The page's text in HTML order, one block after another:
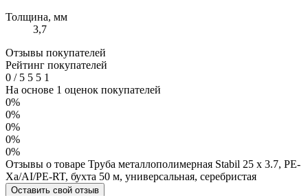
Толщина, мм
3,7
Отзывы покупателей
Рейтинг покупателей
0 /5 5 5 1
На основе 1 оценок покупателей
0%
0%
0%
0%
0%
Отзывы о товаре Труба металлополимерная Stabil 25 х 3.7, PE-
Xa/AI/PE-RT, бухта 50 м, универсальная, серебристая
Оставить свой отзыв